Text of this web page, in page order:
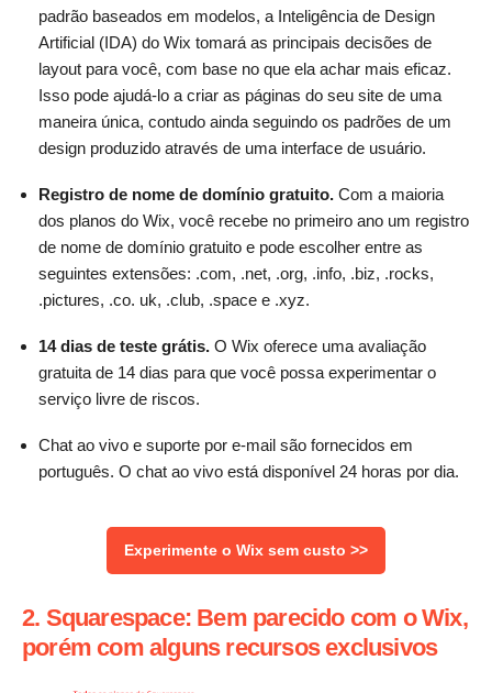
padrão baseados em modelos, a Inteligência de Design
Artificial (IDA) do Wix tomará as principais decisões de
layout para você, com base no que ela achar mais eficaz.
Isso pode ajudá-lo a criar as páginas do seu site de uma
maneira única, contudo ainda seguindo os padrões de um
design produzido através de uma interface de usuário.
Registro de nome de domínio gratuito. Com a maioria
dos planos do Wix, você recebe no primeiro ano um registro
de nome de domínio gratuito e pode escolher entre as
seguintes extensões: .com, .net, .org, .info, .biz, .rocks,
.pictures, .co. uk, .club, .space e .xyz.
14 dias de teste grátis. O Wix oferece uma avaliação
gratuita de 14 dias para que você possa experimentar o
serviço livre de riscos.
Chat ao vivo e suporte por e-mail são fornecidos em
português. O chat ao vivo está disponível 24 horas por dia.
Experimente o Wix sem custo >>
2. Squarespace: Bem parecido com o Wix,
porém com alguns recursos exclusivos